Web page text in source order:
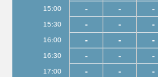
15:00 - - -
15:30 - - -
16:00 - - -
16:30 - - -
17:00 - - -